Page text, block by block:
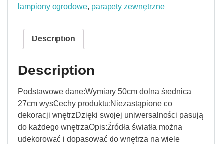
lampiony ogrodowe, parapety zewnętrzne
Description
Description
Podstawowe dane:Wymiary 50cm dolna średnica
27cm wysCechy produktu:Niezastąpione do
dekoracji wnętrzDzięki swojej uniwersalności pasują
do każdego wnętrzaOpis:Źródła światła można
udekorować i dopasować do wnętrza na wiele